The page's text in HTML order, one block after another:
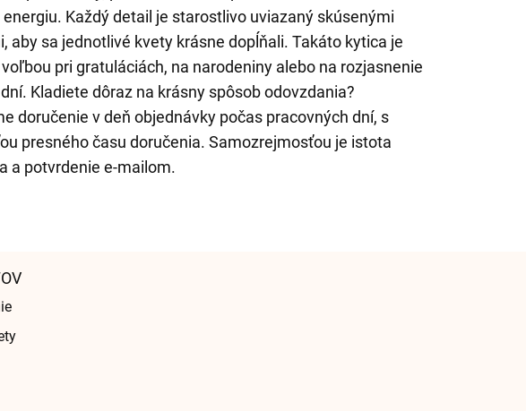
Každý detail je starostlivo uviazaný skúsenými
aby sa jednotlivé kvety krásne dopĺňali. Takáto kytica je
pri gratuláciách, na narodeniny alebo na rozjasnenie
Kladiete dôraz na krásny spôsob odovzdania?
doručenie v deň objednávky počas pracovných dní, s
presného času doručenia. Samozrejmosťou je istota
a potvrdenie e-mailom.